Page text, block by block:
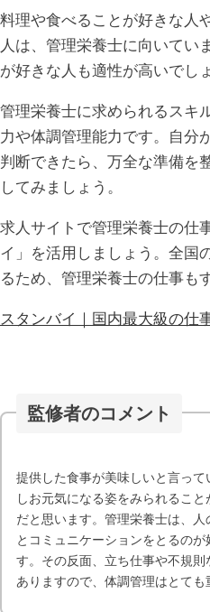
料理や食べることが好きな人
人は、管理栄養士に向いてい
が好きな人も適性が高いでし
管理栄養士に求められるスキ
力や体調管理能力です。自分
判断できたら、万全な準備を
してみましょう。
求人サイトで管理栄養士の仕
イ」を活用しましょう。全国
るため、管理栄養士の仕事も
スタンバイ｜国内最大級の仕
監修者のコメント
提供した食事が美味しいと言っ
しお元気になる姿をみられるこ
だと思います。管理栄養士は、
とコミュニケーションをとるの
す。その反面、立ち仕事や不規
ありますので、体調管理はとても